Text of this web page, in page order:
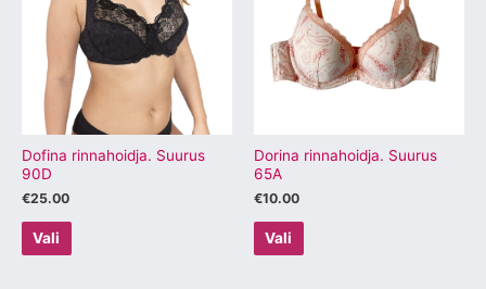
Dofina rinnahoidja. Suurus
90D
€25.00
Vali
mitu
varianti.
Valikuid
saab
teha
tootelehel.
Dorina rinnahoidja. Suurus
65A
€10.00
Vali
mitu
varianti.
Valikuid
tootelehel.